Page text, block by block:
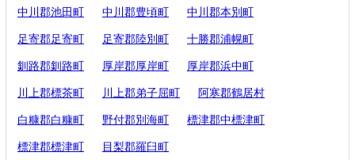
中川郡池田町 中川郡豊頃町 中川郡本別町
足寄郡足寄町 足寄郡陸別町 十勝郡浦幌町
釧路郡釧路町 厚岸郡厚岸町 厚岸郡浜中町
川上郡標茶町 川上郡弟子屈町 阿寒郡鶴居村
白糠郡白糠町 野付郡別海町 標津郡中標津町
標津郡標津町 目梨郡羅臼町